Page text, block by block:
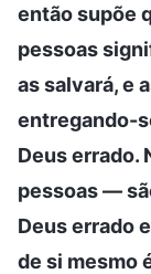
então supõe
pessoas
as salvará, e
entregando-
Deus errado.
pessoas —
Deus errado
de si mesmo